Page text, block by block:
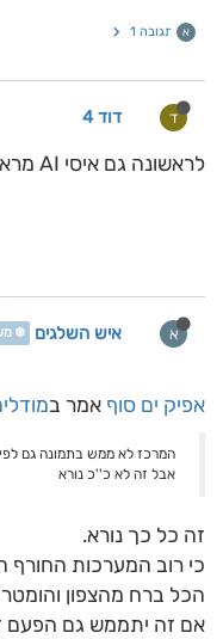
א תגובה 1
ד דוד 4
לראשונה גם איסי AI מראה מערכת בשבת הבאה
א איש השלגים ❄️
אפיק ים סוף אמר במודלים
המרכז לא ממש בתמונה גם לפי
אבל זה לא כ''כ נורא
זה כל כך נורא.
כי רוב המערכות החורף
הכל ברח מהצפון
אם זה יתממש גם הפעם